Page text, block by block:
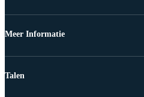
Meer Informatie
Talen